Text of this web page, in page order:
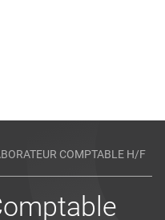
COMPTABLE H/F